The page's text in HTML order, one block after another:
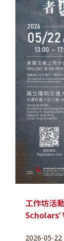
工作坊活
2026-05-